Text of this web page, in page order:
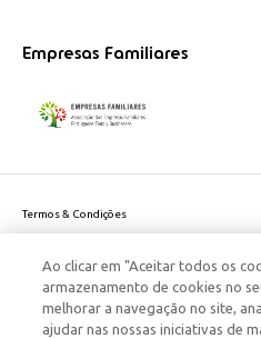
Empresas Familiares
Termos & Condições
Politica de Cookies
Política de Privacidade Dados Pessoais
Ao clicar em "Aceitar todos os
armazenamento de cookies no
melhorar a navegação no site,
ajudar nas nossas iniciativas de